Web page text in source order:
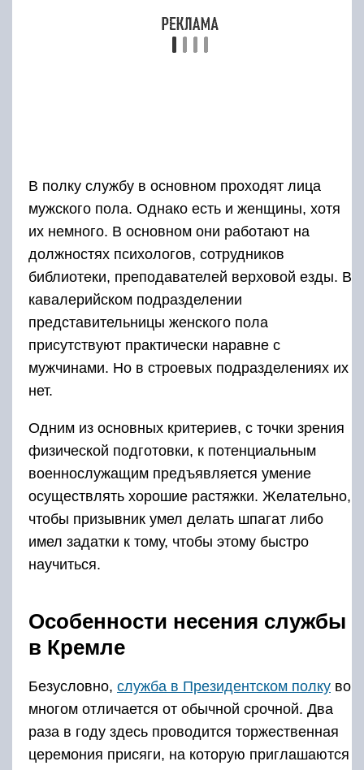
библиотеки, преподавателей верховой езды. В
кавалерийском подразделении
физической подготовки, к потенциальным
военнослужащим предъявляется умение
осуществлять хорошие растяжки. Желательно,
чтобы призывник умел делать шпагат либо
имел задатки к тому, чтобы этому быстро
научиться.
Особенности несения службы
в Кремле
Безусловно,служба в Президентском полкуво
многом отличается от обычной срочной. Два
раза в году здесь проводится торжественная
церемония присяги, на которую приглашаются
родственники солдат и всегда присутствует
генерал-лейтенант Сергей Хлебников,
неизменный комендант Кремля.